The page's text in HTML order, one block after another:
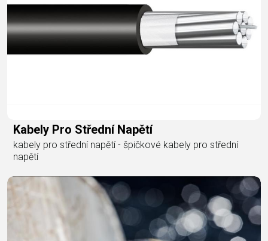
Kabely Pro Střední Napětí
kabely pro střední napětí - špičkové kabely pro střední
napětí